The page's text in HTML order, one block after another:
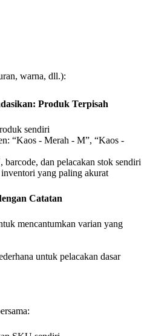
warna, dll.):
Produk Terpisah
sendiri
“Kaos - Merah - M”, “Kaos -
dan pelacakan stok sendiri
yang paling akurat
Catatan
mencantumkan varian yang
untuk pelacakan dasar